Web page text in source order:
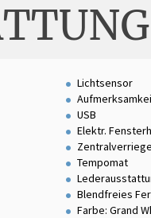
Lichtsensor
USB
Elektr.
Tempomat
Blendfreies
Farbe: Grand